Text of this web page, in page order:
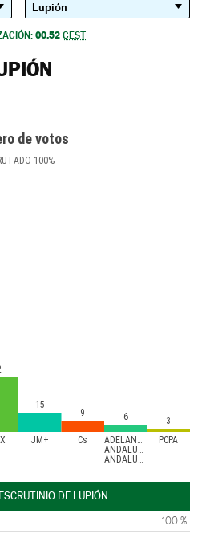
00.52 CEST
de votos
100%
JM+ Cs
ADELANTE
ANDALUCÍA-
ANDALUCISTAS
PCPA
15
9 6 3
DE LUPIÓN
100 %